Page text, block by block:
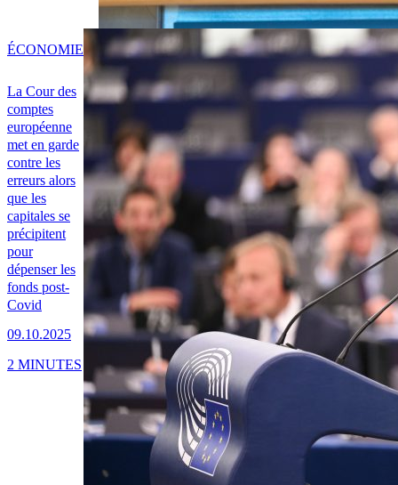
La Cour des
comptes
européenne
met en garde
contre les
erreurs alors
que les
capitales se
précipitent
pour
dépenser les
fonds post-
Covid
09.10.2025
ÉCONOMIE
2 MINUTES